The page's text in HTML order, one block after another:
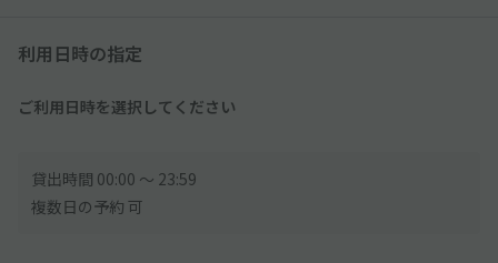
利用日時の指定
ご利用日時を選択してください
貸出時間 00:00 〜 23:59
複数日の予約 可